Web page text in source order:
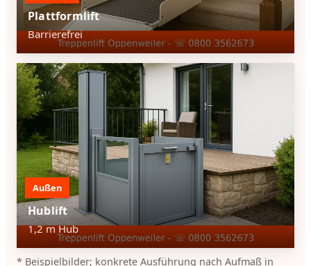
Plattformlift
Barrierefrei
Außen
Hublift
1,2 m Hub
* Beispielbilder; konkrete Ausführung nach Aufmaß in